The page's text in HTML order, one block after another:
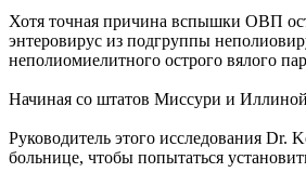
Хотя точная причина вспышки ОВП
энтеровирус из подгруппы
неполиомиелитного острого вялого
Начиная со штатов Миссури и
Руководитель этого исследования Dr.
больнице, чтобы попытаться